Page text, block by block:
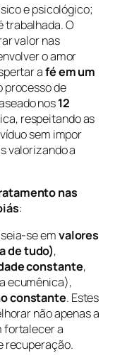
e psicológico;
trabalhada. O
valor nas
o amor
afé em um
processo de
nos12
respeitando as
sem impor
valorizando a
nas
:
se emvalores
de tudo),
constante,
ecumênica),
constante. Estes
não apenas a
fortalecer a
recuperação.